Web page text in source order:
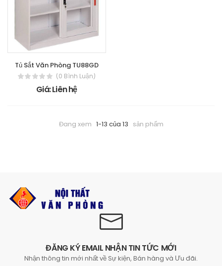
Tủ Sắt Văn Phòng TU88GD
(0 Bình Luận)
Giá: Liên hệ
Đang xem 1-13 của 13 sản phẩm
ĐĂNG KÝ EMAIL NHẬN TIN TỨC MỚI
Nhận thông tin mới nhất về Sự kiện, Bán hàng và Ưu đãi.